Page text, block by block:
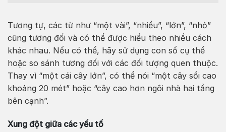
Tương tự, các từ như “một vài”, “nhiều”, “lớn”, “nhỏ”
cũng tương đối và có thể được hiểu theo nhiều cách
khác nhau. Nếu có thể, hãy sử dụng con số cụ thể
hoặc so sánh tương đối với các đối tượng quen thuộc.
Thay vì “một cái cây lớn”, có thể nói “một cây sồi cao
khoảng 20 mét” hoặc “cây cao hơn ngôi nhà hai tầng
bên cạnh”.
Xung đột giữa các yếu tố